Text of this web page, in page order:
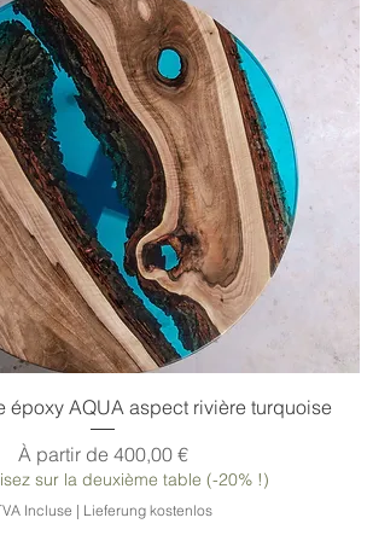
époxy AQUA aspect rivière turquoise
À partir de 400,00 €
Prix promotionnel
sur la deuxième table (-20% !)
Incluse | Lieferung kostenlos